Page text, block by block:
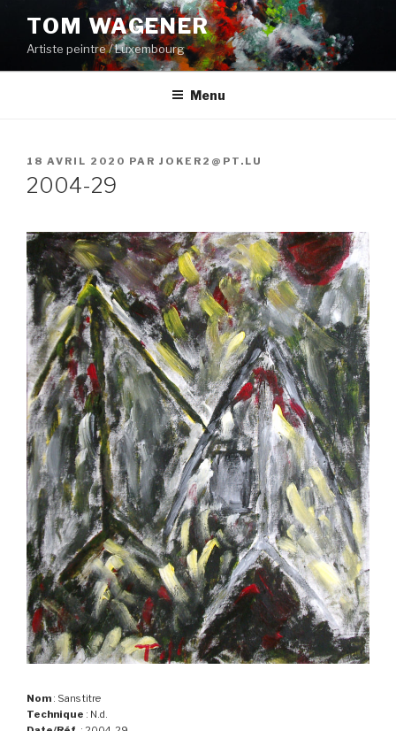
contenu
principal
TOM WAGENER
Artiste peintre / Luxembourg
Menu
PUBLIÉ
LE
18 AVRIL 2020 PAR JOKER2@PT.LU
2004-29
Nom : Sans titre
Technique : N.d.